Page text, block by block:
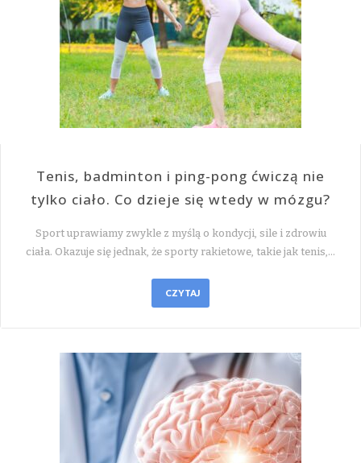
Tenis, badminton i ping-pong ćwiczą nie
tylko ciało. Co dzieje się wtedy w mózgu?
Sport uprawiamy zwykle z myślą o kondycji, sile i zdrowiu
ciała. Okazuje się jednak, że sporty rakietowe, takie jak tenis,…
CZYTAJ